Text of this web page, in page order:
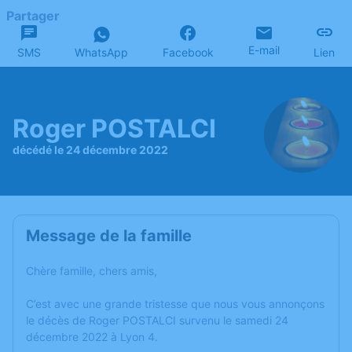
Partager
SMS WhatsApp Facebook E-mail Lien
Roger POSTALCI
décédé le 24 décembre 2022
Message de la famille
Chère famille, chers amis,
C’est avec une grande tristesse que nous vous annonçons
le décès de Roger POSTALCI survenu le samedi 24
décembre 2022 à Lyon 4.